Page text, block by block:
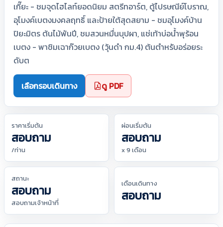
เกี๊ยะ - ชมจุดไฮไลท์ยอดนิยม สตรีทอาร์ต, ตู้ไปรษณีย์โบราณ,
อุโมงค์เบตงมงคลฤทธิ์ และป้ายใต้สุดสยาม - ชมอุโมงค์บ้าน
ปิยะมิตร ต้นไม้พันปี, ชมสวนหมื่นบุปผา, แช่เท้าบ่อน้ำพุร้อน
เบตง - พาชิมเฉาก๊วยเบตง (วุ้นดำ กม.4) ต้นตำหรับอร่อยระ
ดับต
เลือกรอบเดินทาง ดู PDF
ราคาเริ่มต้น
สอบถาม
/ท่าน
ผ่อนเริ่มต้น
สอบถาม
x 9 เดือน
สถานะ
สอบถาม
สอบถามเจ้าหน้าที่
เดือนเดินทาง
สอบถาม